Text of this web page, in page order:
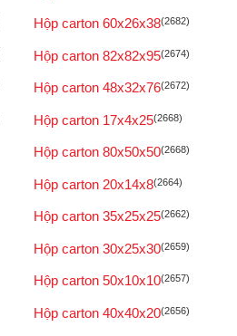
Hộp carton 60x26x38(2682)
Hộp carton 82x82x95(2674)
Hộp carton 48x32x76(2672)
Hộp carton 17x4x25(2668)
Hộp carton 80x50x50(2668)
Hộp carton 20x14x8(2664)
Hộp carton 35x25x25(2662)
Hộp carton 30x25x30(2659)
Hộp carton 50x10x10(2657)
Hộp carton 40x40x20(2656)